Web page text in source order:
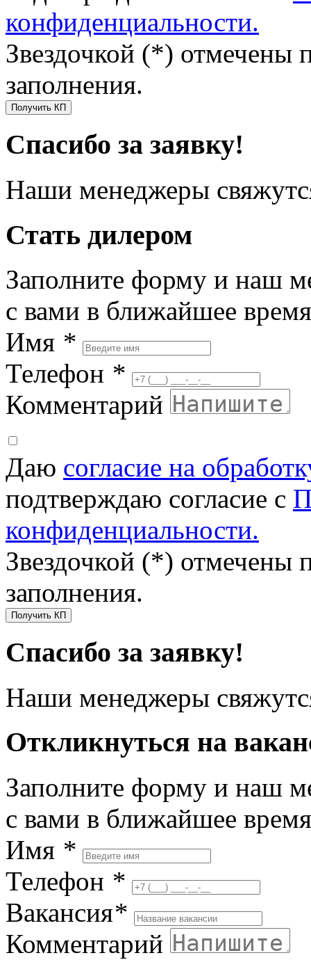
конфиденциальности.
Звездочкой (*) отмечены
заполнения.
Получить КП
Спасибо за заявку!
Наши менеджеры
Стать дилером
Заполните форму и наш
с вами в ближайшее время
Имя *
Телефон *
Комментарий
Даю согласие на
подтверждаю согласие с
конфиденциальности.
Звездочкой (*) отмечены
заполнения.
Получить КП
Спасибо за заявку!
Наши менеджеры
Откликнуться на
Заполните форму и наш
с вами в ближайшее время
Имя *
Телефон *
Вакансия*
Комментарий